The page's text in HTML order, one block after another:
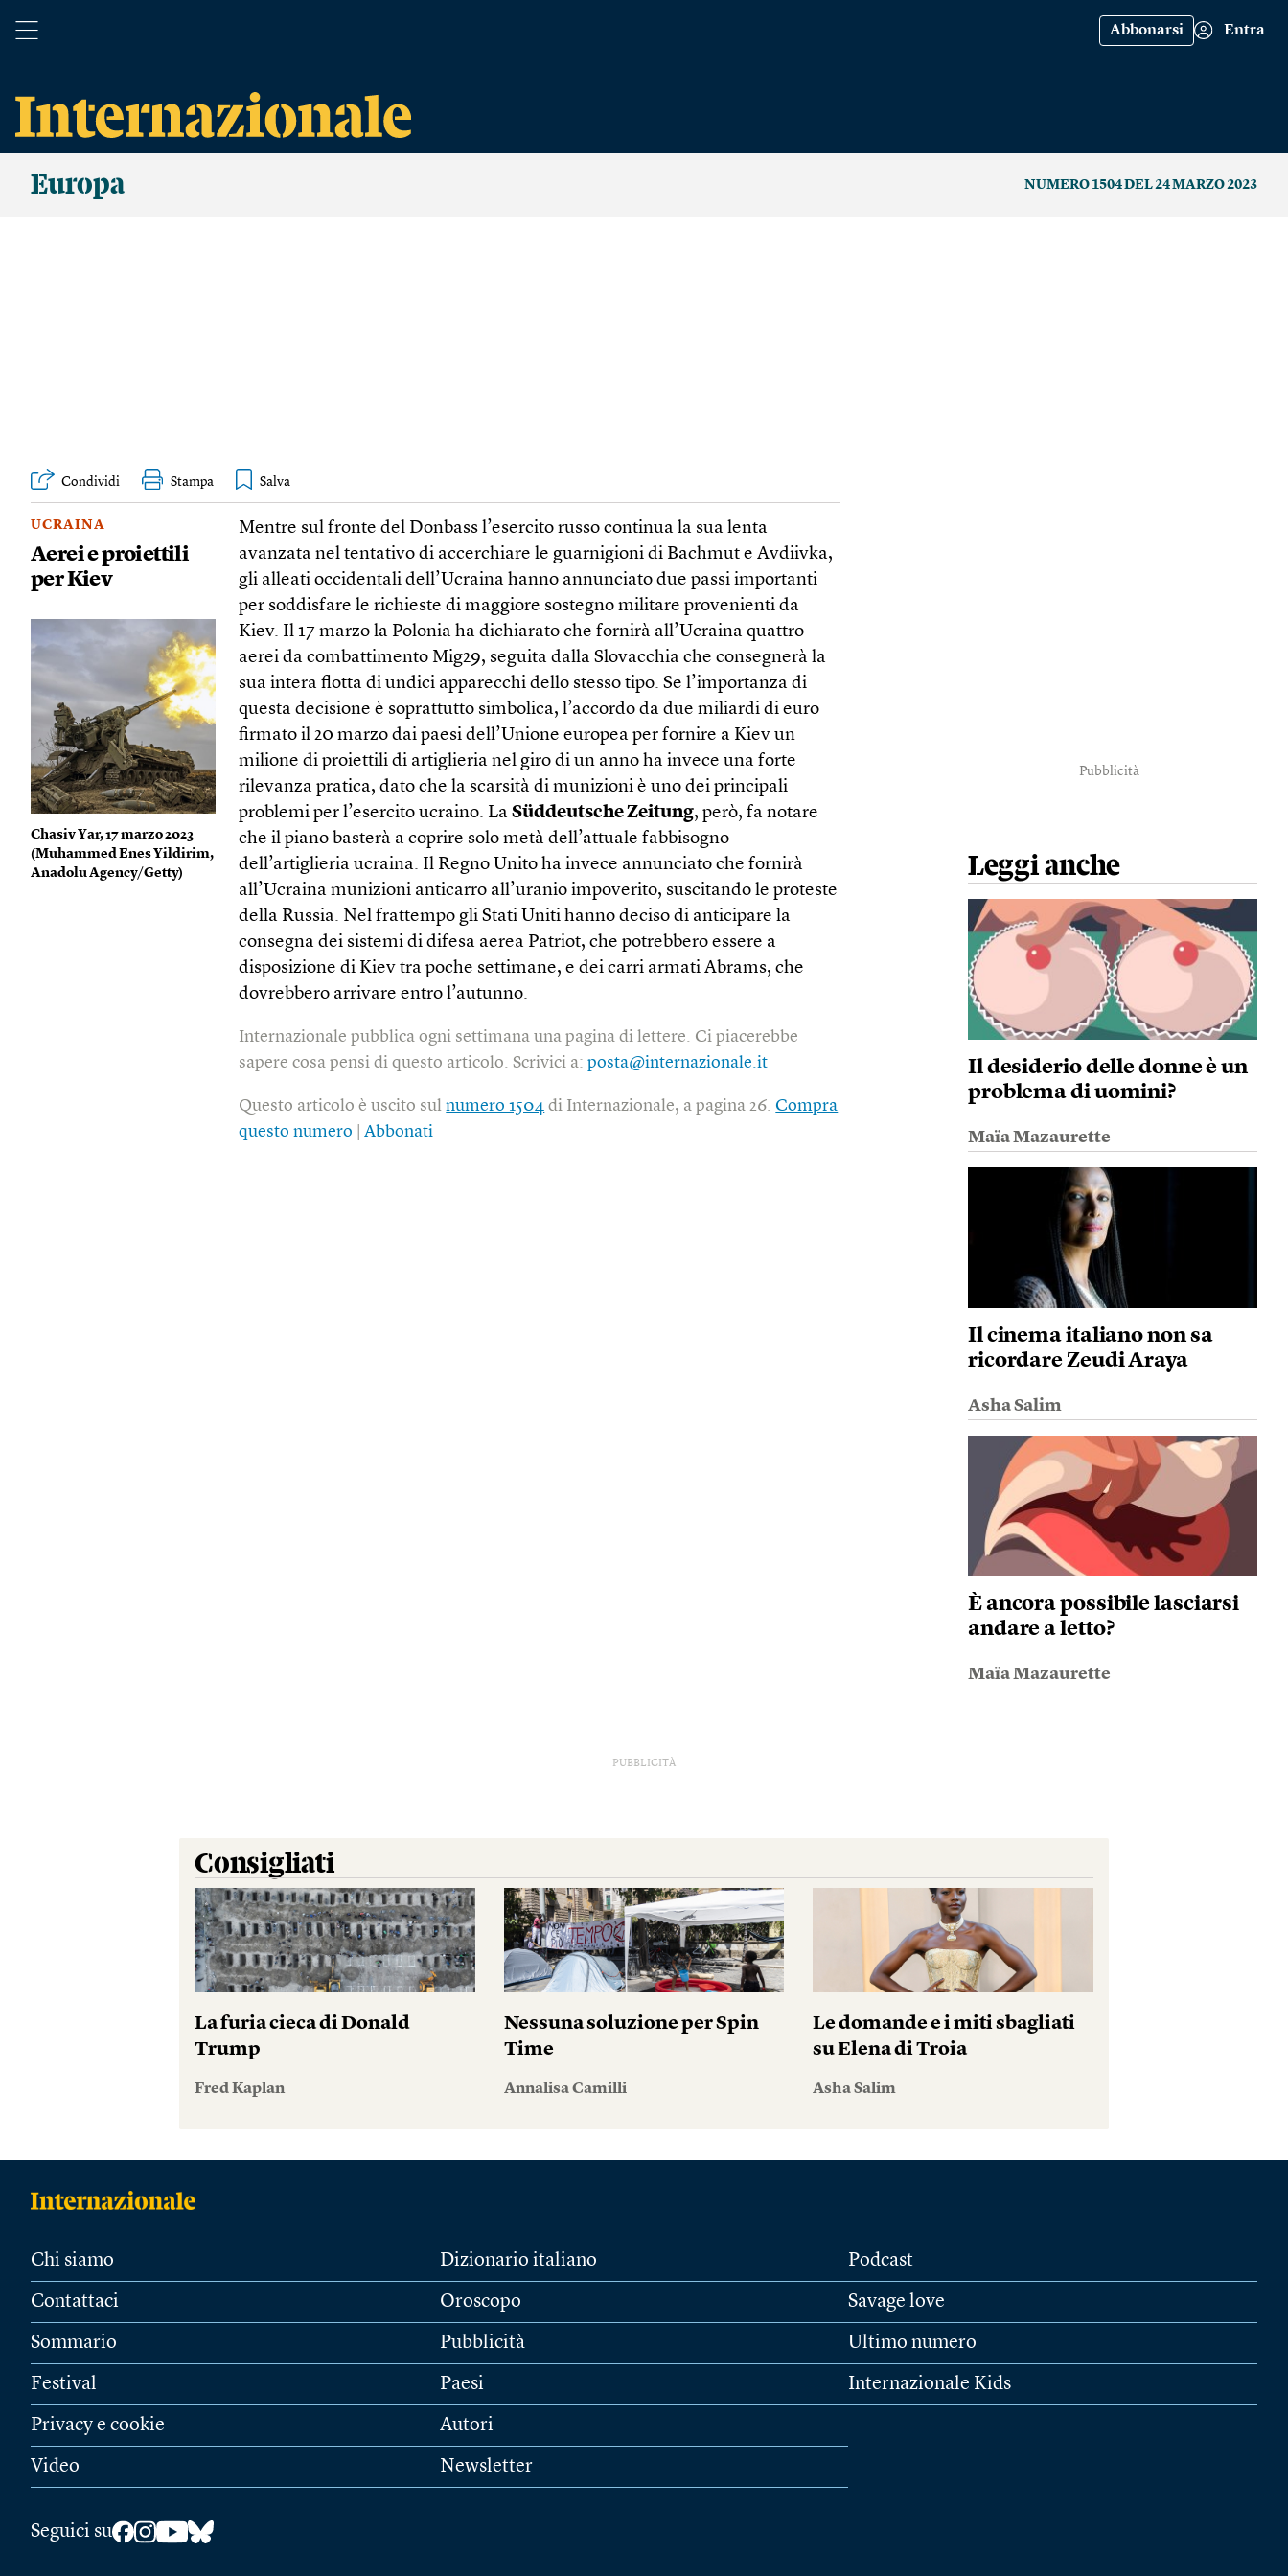
Abbonarsi Entra
Europa NUMERO 1504 DEL 24 MARZO 2023
Condividi Stampa
UCRAINA
Aerei e proiettili
per Kiev
Chasiv Yar, 17 marzo 2023
(Muhammed Enes Yildirim,
Anadolu Agency/Getty)
Mentre sul fronte del Donbass l’esercito russo continua la sua lenta
avanzata nel tentativo di accerchiare le guarnigioni di Bachmut e Avdiivka,
gli alleati occidentali dell’Ucraina hanno annunciato due passi importanti
per soddisfare le richieste di maggiore sostegno militare provenienti da
Kiev. Il 17 marzo la Polonia ha dichiarato che fornirà all’Ucraina quattro
aerei da combattimento Mig29, seguita dalla Slovacchia che consegnerà la
sua intera flotta di undici apparecchi dello stesso tipo. Se l’importanza di
questa decisione è soprattutto simbolica, l’accordo da due miliardi di euro
firmato il 20 marzo dai paesi dell’Unione europea per fornire a Kiev un
milione di proiettili di artiglieria nel giro di un anno ha invece una forte
rilevanza pratica, dato che la scarsità di munizioni è uno dei principali
problemi per l’esercito ucraino. LaSüddeutsche Zeitung, però, fa notare
che il piano basterà a coprire solo metà dell’attuale fabbisogno
dell’artiglieria ucraina. Il Regno Unito ha invece annunciato che fornirà
all’Ucraina munizioni anticarro all’uranio impoverito, suscitando le proteste
della Russia. Nel frattempo gli Stati Uniti hanno deciso di anticipare la
consegna dei sistemi di difesa aerea Patriot, che potrebbero essere a
disposizione di Kiev tra poche settimane, e dei carri armati Abrams, che
dovrebbero arrivare entro l’autunno.
Internazionale pubblica ogni settimana una pagina di lettere. Ci piacerebbe
sapere cosa pensi di questo articolo. Scrivici a:posta@internazionale.it
Questo articolo è uscito sulnumero 1504 di Internazionale, a pagina 26.Compra
questo numero
Abbonati
Pubblicità
Leggi anche
Il desiderio delle donne è un
problema di uomini?
Maïa Mazaurette
Il cinema italiano non sa
ricordare Zeudi Araya
Asha Salim
È ancora possibile lasciarsi
andare a letto?
Maïa Mazaurette
PUBBLICITÀ
Consigliati
La furia cieca di Donald
Trump
Fred Kaplan
Nessuna soluzione per Spin
Time
Annalisa Camilli
Le domande e i miti sbagliati
su Elena di Troia
Asha Salim
Chi siamo
Contattaci
Sommario
Festival
Privacy e cookie
Video
Dizionario italiano
Oroscopo
Pubblicità
Paesi
Autori
Newsletter
Podcast
Savage love
Ultimo numero
Internazionale Kids
Seguici su